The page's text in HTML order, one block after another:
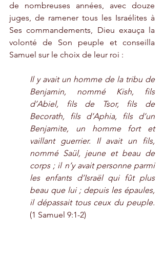
de nombreuses années, avec douze
juges, de ramener tous les Israélites à
Ses commandements, Dieu exauça la
volonté de Son peuple et conseilla
Samuel sur le choix de leur roi :
Il y avait un homme de la tribu de
Benjamin, nommé Kish, fils
d’Abiel, fils de Tsor, fils de
Becorath, fils d’Aphia, fils d’un
Benjamite, un homme fort et
vaillant guerrier. Il avait un fils,
nommé Saül, jeune et beau de
corps ; il n’y avait personne parmi
les enfants d’Israël qui fût plus
beau que lui ; depuis les épaules,
il dépassait tous ceux du peuple.
(1 Samuel 9:1-2)